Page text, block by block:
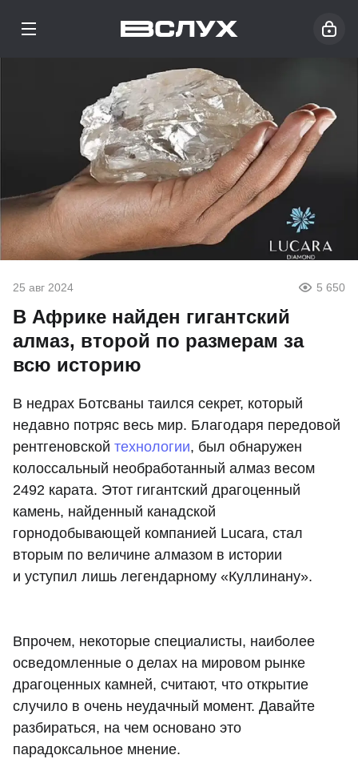
25 авг 2024 5 650
В Африке найден гигантский
алмаз, второй по размерам за
всю историю
В недрах Ботсваны таился секрет, который
недавно потряс весь мир. Благодаря передовой
рентгеновской технологии, был обнаружен
колоссальный необработанный алмаз весом
2492 карата. Этот гигантский драгоценный
камень, найденный канадской
горнодобывающей компанией Lucara, стал
вторым по величине алмазом в истории
и уступил лишь легендарному «Куллинану».
Впрочем, некоторые специалисты, наиболее
осведомленные о делах на мировом рынке
драгоценных камней, считают, что открытие
случило в очень неудачный момент. Давайте
разбираться, на чем основано это
парадоксальное мнение.